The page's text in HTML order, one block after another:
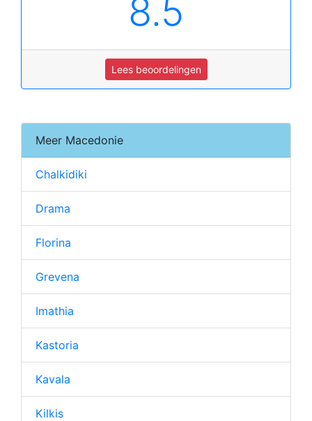
8.5
Lees beoordelingen
Meer Macedonie
Chalkidiki
Drama
Florina
Grevena
Imathia
Kastoria
Kavala
Kilkis